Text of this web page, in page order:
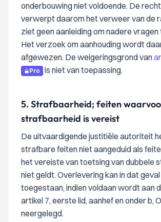
onderbouwing niet voldoende. De
verwerpt daarom het verweer van de
ziet geen aanleiding om nadere vragen
Het verzoek om aanhouding wordt
afgewezen. De weigeringsgrond van
Pro is niet van toepassing.
5. Strafbaarheid; feiten
strafbaarheid is vereist
De uitvaardigende justitiële autoriteit
strafbare feiten niet aangeduid als
het vereiste van toetsing van dubbele
niet geldt. Overlevering kan in dat
toegestaan, indien voldaan wordt aan
artikel 7, eerste lid, aanhef en onder b,
neergelegd.